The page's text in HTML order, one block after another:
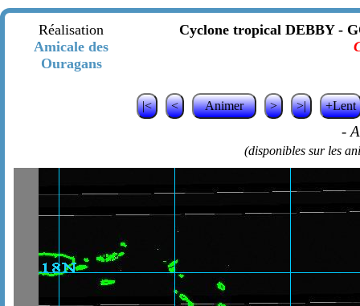
Réalisation
Amicale des
Ouragans
Cyclone tropical DEBBY -
|< < Animer > >| +Lent
-
(disponibles sur les